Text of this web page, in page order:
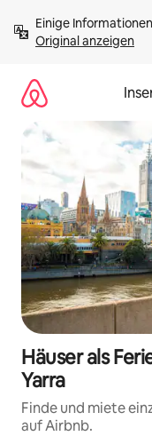
Inhalten
springenOriginal anzeigen
Häuser als
Yarra
Finde und miete
auf Airbnb.